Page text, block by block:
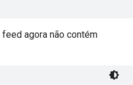
agora não contém